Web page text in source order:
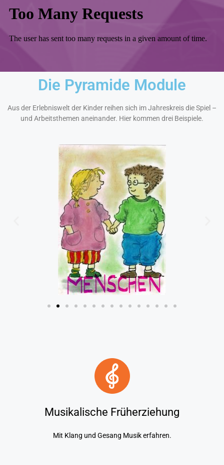
Die Pyramide Module
Aus der Erlebniswelt der Kinder reihen sich im Jahreskreis die Spiel –
und Arbeitsthemen aneinander. Hier kommen drei Beispiele.
Musikalische Früherziehung
Mit Klang und Gesang Musik erfahren.